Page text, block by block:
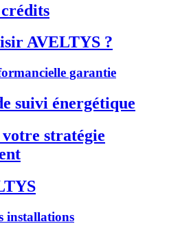
AVELTYS ?
garantie
suivi énergétique
stratégie
installations